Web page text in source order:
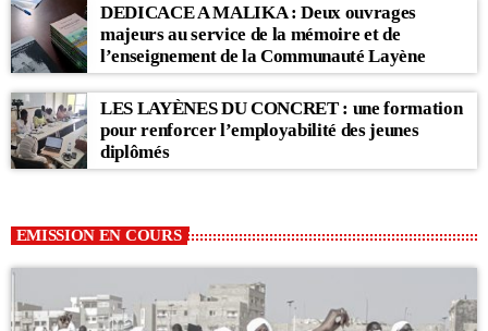
DEDICACE A MALIKA : Deux ouvrages
majeurs au service de la mémoire et de
l’enseignement de la Communauté Layène
LES LAYÈNES DU CONCRET : une formation
pour renforcer l’employabilité des jeunes
diplômés
EMISSION EN COURS